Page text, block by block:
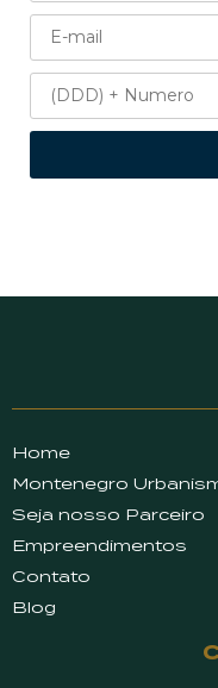
Home
Montenegro
Seja nosso Parceiro
Empreendimentos
Contato
Blog